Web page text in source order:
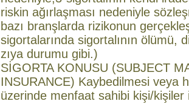
riskin ağırlaşması nedeniyle
bazı branşlarda rizikonun
sigortalarında sigortalının ölümü,
zıya durumu gibi.)
SİGORTA KONUSU (SUBJECT
INSURANCE) Kaybedilmesi veya
üzerinde menfaat sahibi kişi/kişiler